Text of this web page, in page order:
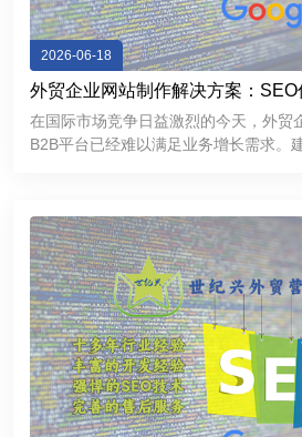
2026-06-18
外贸企业网站制作解决方案：
精准获客
在国际市场竞争日益激烈的今天，外贸
B2B平台已经难以满足业务增长需求。
任感，提高询盘